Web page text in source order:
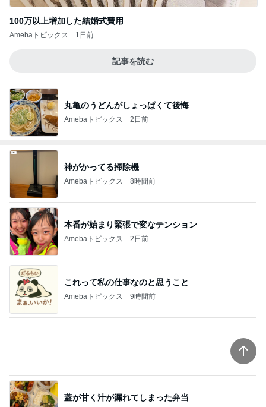
100万以上増加した結婚式費用
Amebaトピックス 1日前
記事を読む
丸亀のうどんがしょっぱくて後悔
Amebaトピックス 2日前
神がかってる掃除機
Amebaトピックス 8時間前
本番が始まり緊張で変なテンション
Amebaトピックス 2日前
これって私の仕事なのと思うこと
Amebaトピックス 9時間前
入院頑張った記念にヴァンクリ